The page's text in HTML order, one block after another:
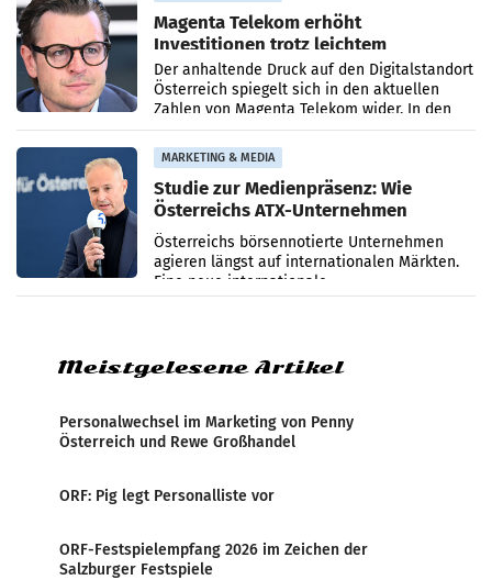
Magenta Telekom erhöht
Investitionen trotz leichtem
Umsatzrückgang
Der anhaltende Druck auf den Digitalstandort
Österreich spiegelt sich in den aktuellen
Zahlen von Magenta Telekom wider. In den
ersten sechs Monaten des laufenden Jahres
verzeichnete
MARKETING & MEDIA
Studie zur Medienpräsenz: Wie
Österreichs ATX-Unternehmen
international wahrgenommen
werden
Österreichs börsennotierte Unternehmen
agieren längst auf internationalen Märkten.
Eine neue internationale
Medienresonanzanalyse untersucht die
Meistgelesene Artikel
Personalwechsel im Marketing von Penny
Österreich und Rewe Großhandel
ORF: Pig legt Personalliste vor
ORF-Festspielempfang 2026 im Zeichen der
Salzburger Festspiele